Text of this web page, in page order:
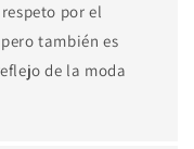
por el
también es
de la moda